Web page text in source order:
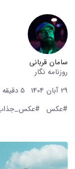
سامان قربانی
روزنامه نگار
29 آبان 1404
5 دقیقه زمان مطالعه
#عکس